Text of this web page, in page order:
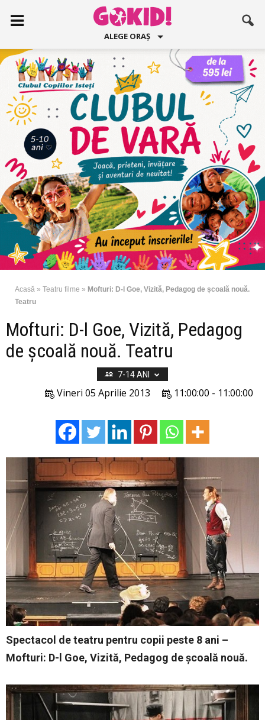
ALEGE ORAȘ
Acasă » Teatru filme » Mofturi: D-l Goe, Vizită, Pedagog de școală nouă.
Teatru
Mofturi: D-l Goe, Vizită, Pedagog
de școală nouă. Teatru
7-14 ANI
11:00:00 - 11:00:00
Vineri 05 Aprilie 2013
Spectacol de teatru pentru copii peste 8 ani –
Mofturi: D-l Goe, Vizită, Pedagog de școală nouă.